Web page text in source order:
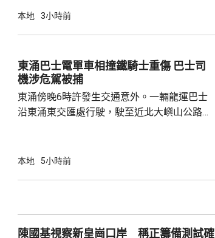
資料，今日收到核實結果，發現一名昨日在屋
疑未按法例提供足夠合資格救生員，會考慮向
泳池持牌人提出檢控。 食環署表示，今年至頭
上月底，對逾1400個持牌私人...
本地 3小時前
東涌巴士電單車相撞鐵騎士重傷 巴士司
機涉危駕被捕
東涌傍晚6時許發生交通意外。一輛龍運巴士
沿東涌東交匯處行駛，駛至近北大嶼山公路出
體多處受傷，昏迷送往北大嶼山醫院治理。
駕駛職務，派員到醫院慰問傷者，並會配合警
方調查事故原因。
本地 5小時前
陳國基視察新皇崗口岸 稱正籌備測試確